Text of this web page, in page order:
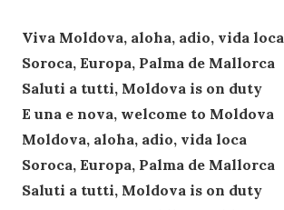
Viva Moldova, aloha, adio, vida loca
Soroca, Europa, Palma de Mallorca
Saluti a tutti, Moldova is on duty
E una e nova, welcome to Moldova
Moldova, aloha, adio, vida loca
Soroca, Europa, Palma de Mallorca
Saluti a tutti, Moldova is on duty